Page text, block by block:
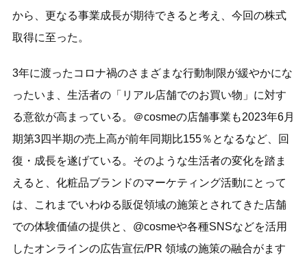
から、更なる事業成長が期待できると考え、今回の株式
取得に至った。
3年に渡ったコロナ禍のさまざまな行動制限が緩やかにな
ったいま、生活者の「リアル店舗でのお買い物」に対す
る意欲が高まっている。＠cosmeの店舗事業も2023年6月
期第3四半期の売上高が前年同期比155％となるなど、回
復・成長を遂げている。そのような生活者の変化を踏ま
えると、化粧品ブランドのマーケティング活動にとって
は、これまでいわゆる販促領域の施策とされてきた店舗
での体験価値の提供と、@cosmeや各種SNSなどを活用
したオンラインの広告宣伝/PR 領域の施策の融合がます